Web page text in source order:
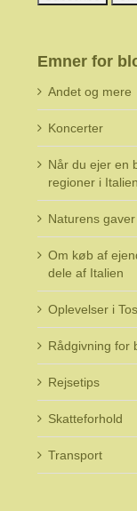
Emner for
Andet og mere
Koncerter
Når du ejer en
regioner i Italien
Naturens
Om køb af
dele af Italien
Oplevelser i
Rådgivning for
Rejsetips
Skatteforhold
Transport